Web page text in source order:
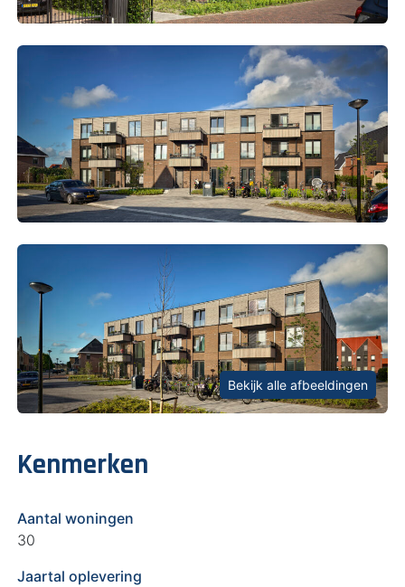
Bekijk alle afbeeldingen
Kenmerken
Aantal woningen
30
Jaartal oplevering